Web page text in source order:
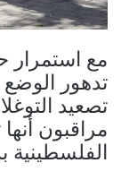
مع استمرار
تدهور الوضع
تصعيد
مراقبون
الفلسطينية